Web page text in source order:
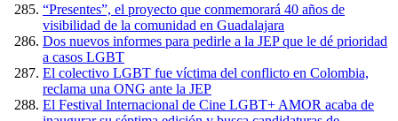
“Presentes”, el proyecto que conmemorará 40 años de
visibilidad de la comunidad en Guadalajara
Dos nuevos informes para pedirle a la JEP que le dé prioridad
a casos LGBT
El colectivo LGBT fue víctima del conflicto en Colombia,
reclama una ONG ante la JEP
El Festival Internacional de Cine LGBT+ AMOR acaba de